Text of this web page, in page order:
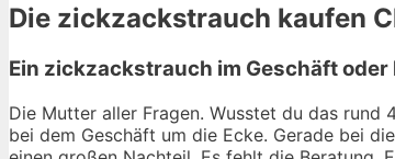
Die zickzackstrauch kaufen
Ein zickzackstrauch im Geschäft
Die Mutter aller Fragen. Wusstet du das rund
bei dem Geschäft um die Ecke. Gerade bei